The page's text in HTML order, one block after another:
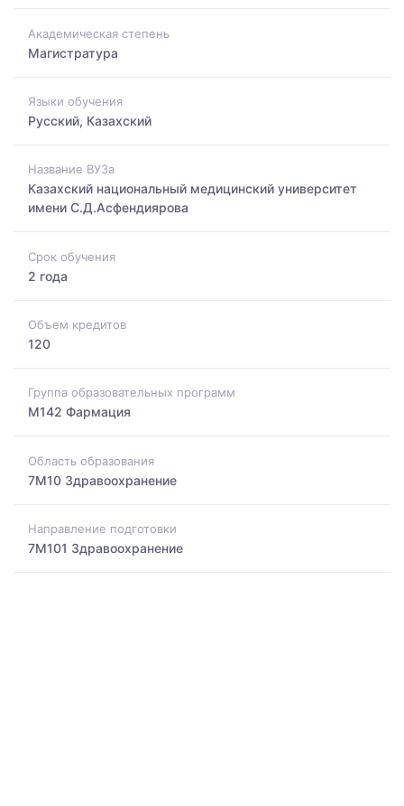
Академическая степень
Магистратура
Языки обучения
Русский, Казахский
Название ВУЗа
Казахский национальный медицинский университет
имени С.Д.Асфендиярова
Срок обучения
2 года
Объем кредитов
120
Группа образовательных программ
M142 Фармация
Область образования
7M10 Здравоохранение
Направление подготовки
7M101 Здравоохранение